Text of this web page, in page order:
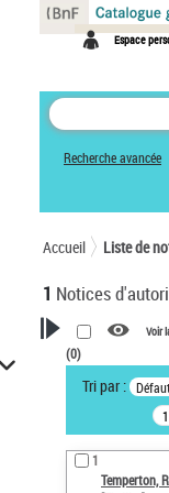
Espace
Recherche avancée
Accueil Liste de
1 Notices
VOTRE
Recherche
notices
Œuvres liées à
Temperton,
Voir
(0)
Tri par :
1
Temperton,
Panneau de gestion des